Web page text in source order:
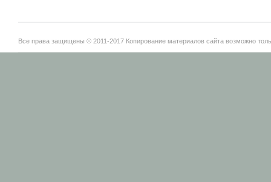
Все права защищены © 2011-2017 Копирование материалов сайта возможно